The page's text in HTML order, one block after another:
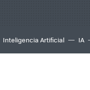
Inteligencia Artificial IA